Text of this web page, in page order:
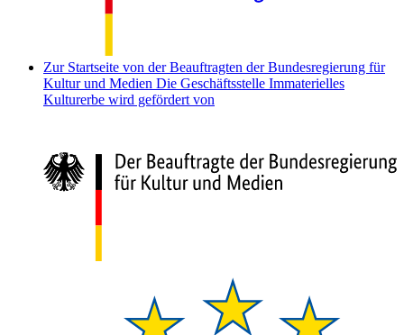
Zur Startseite von der Beauftragten der Bundesregierung für
Kultur und Medien Die Geschäftsstelle Immaterielles
Kulturerbe wird gefördert von